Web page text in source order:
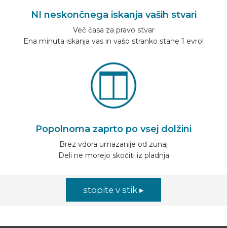
NI neskončnega iskanja vaših stvari
Več časa za pravo stvar
Ena minuta iskanja vas in vašo stranko stane 1 evro!
Popolnoma zaprto po vsej dolžini
Brez vdora umazanije od zunaj
Deli ne morejo skočiti iz pladnja
stopite v stik ▸